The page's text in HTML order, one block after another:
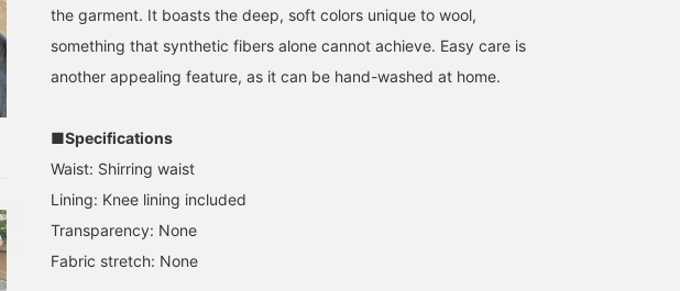
appearance. The two
patch pockets have an
exquisite balance of
authentic details that
aren't too formal, making
The lapel rolls up
beautifully, giving it an
Kyoto dyeing factory, this
fabric features a deep,
melange surface achieved
the garment. It boasts the deep, soft colors unique to wool,
something that synthetic fibers alone cannot achieve. Easy care is
another appealing feature, as it can be hand-washed at home.
■Specifications
Waist: Shirring waist
Lining: Knee lining included
Transparency: None
Fabric stretch: None